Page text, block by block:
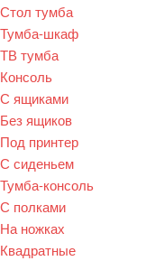
Стол тумба
Тумба-шкаф
ТВ тумба
Консоль
С ящиками
Без ящиков
Под принтер
С сиденьем
Тумба-консоль
С полками
На ножках
Квадратные